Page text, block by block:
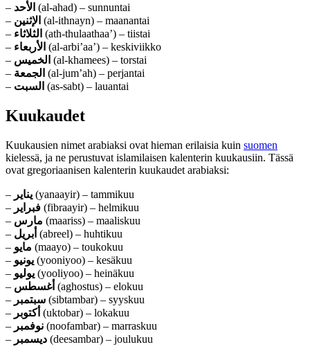
– الأحد (al-ahad) – sunnuntai
– الإثنين (al-ithnayn) – maanantai
– الثلاثاء (ath-thulaathaa’) – tiistai
– الأربعاء (al-arbi’aa’) – keskiviikko
– الخميس (al-khamees) – torstai
– الجمعة (al-jum’ah) – perjantai
– السبت (as-sabt) – lauantai
Kuukaudet
Kuukausien nimet arabiaksi ovat hieman erilaisia kuin suomen
kielessä, ja ne perustuvat islamilaisen kalenterin kuukausiin. Tässä
ovat gregoriaanisen kalenterin kuukaudet arabiaksi:
– يناير (yanaayir) – tammikuu
– فبراير (fibraayir) – helmikuu
– مارس (maariss) – maaliskuu
– أبريل (abreel) – huhtikuu
– مايو (maayo) – toukokuu
– يونيو (yooniyoo) – kesäkuu
– يوليو (yooliyoo) – heinäkuu
– أغسطس (aghostus) – elokuu
– سبتمبر (sibtambar) – syyskuu
– أكتوبر (uktobar) – lokakuu
– نوفمبر (noofambar) – marraskuu
– ديسمبر (deesambar) – joulukuu